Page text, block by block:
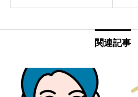
関連記事